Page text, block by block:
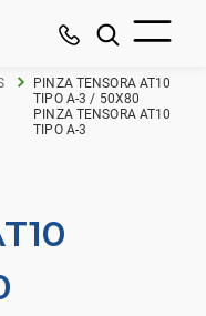
PINZA TENSORA AT10
TIPO A-3 / 50X80
PINZA TENSORA AT10
TIPO A-3